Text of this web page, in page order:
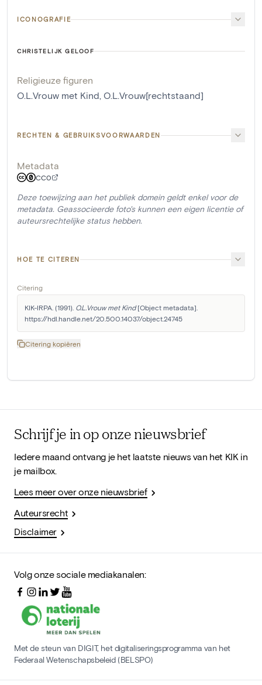
ICONOGRAFIE
CHRISTELIJK GELOOF
Religieuze figuren
O.L.Vrouw met Kind, O.L.Vrouw[rechtstaand]
RECHTEN & GEBRUIKSVOORWAARDEN
Metadata
CC0
Deze toewijzing aan het publiek domein geldt enkel voor de
metadata. Geassocieerde foto's kunnen een eigen licentie of
auteursrechtelijke status hebben.
HOE TE CITEREN
Citering
KIK-IRPA. (1991). O.L.Vrouw met Kind [Object metadata].
https://hdl.handle.net/20.500.14037/object.24745
Citering kopiëren
Schrijf je in op onze nieuwsbrief
Iedere maand ontvang je het laatste nieuws van het KIK in
je mailbox.
Lees meer over onze nieuwsbrief
Auteursrecht
Disclaimer
Volg onze sociale mediakanalen:
Met de steun van DIGIT, het digitaliseringsprogramma van het
Federaal Wetenschapsbeleid (BELSPO)